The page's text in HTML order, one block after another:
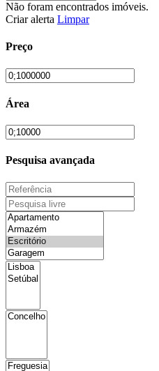
Não foram encontrados imóveis.
Criar alerta Limpar
Preço
Área
Pesquisa avançada